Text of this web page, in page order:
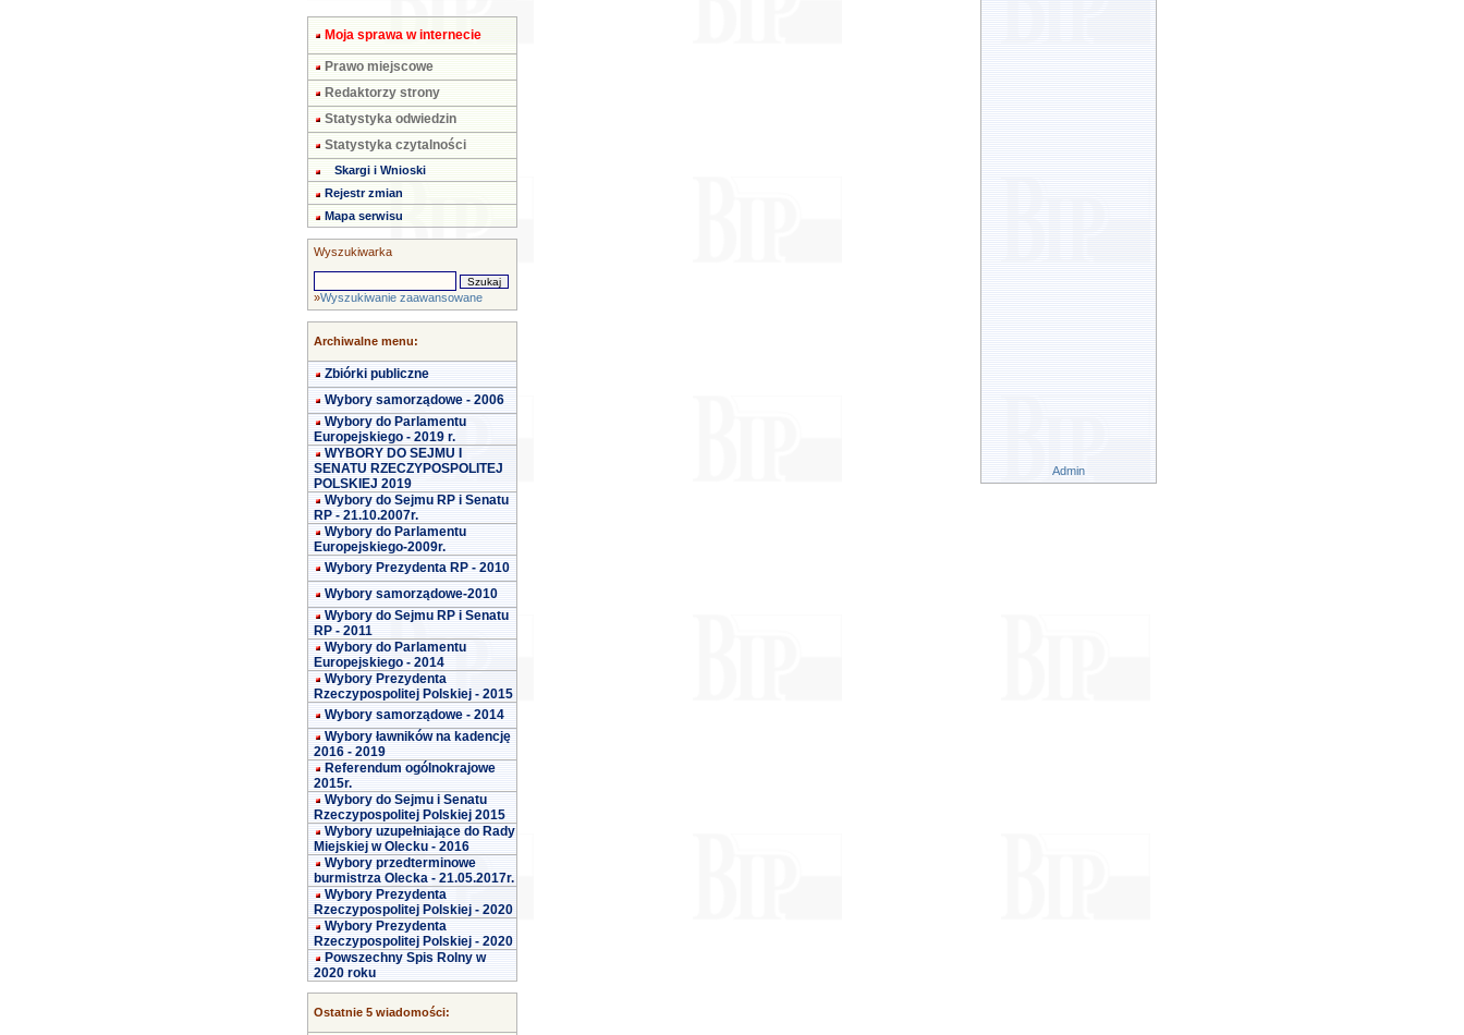
Moja sprawa w internecie
Prawo miejscowe
Redaktorzy strony
Statystyka odwiedzin
Statystyka czytalności
Skargi i Wnioski
Rejestr zmian
Mapa serwisu
Wyszukiwarka
»Wyszukiwanie zaawansowane
Archiwalne menu:
Zbiórki publiczne
Wybory samorządowe - 2006
Wybory do Parlamentu
Europejskiego - 2019 r.
WYBORY DO SEJMU I
SENATU RZECZYPOSPOLITEJ
POLSKIEJ 2019
Wybory do Sejmu RP i Senatu
RP - 21.10.2007r.
Wybory do Parlamentu
Europejskiego-2009r.
Wybory Prezydenta RP - 2010
Wybory samorządowe-2010
Wybory do Sejmu RP i Senatu
RP - 2011
Wybory do Parlamentu
Europejskiego - 2014
Wybory Prezydenta
Rzeczypospolitej Polskiej - 2015
Wybory samorządowe - 2014
Wybory ławników na kadencję
2016 - 2019
Referendum ogólnokrajowe
2015r.
Wybory do Sejmu i Senatu
Rzeczypospolitej Polskiej 2015
Wybory uzupełniające do Rady
Miejskiej w Olecku - 2016
Wybory przedterminowe
burmistrza Olecka - 21.05.2017r.
Wybory Prezydenta
Rzeczypospolitej Polskiej - 2020
Wybory Prezydenta
Rzeczypospolitej Polskiej - 2020
Powszechny Spis Rolny w
2020 roku
Ostatnie 5 wiadomości:
Admin